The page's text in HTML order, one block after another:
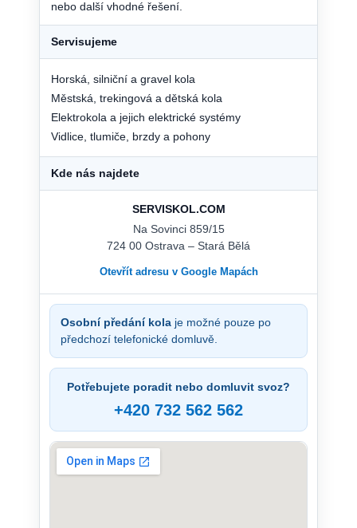
nebo další vhodné řešení.
Servisujeme
Horská, silniční a gravel kola
Městská, trekingová a dětská kola
Elektrokola a jejich elektrické systémy
Vidlice, tlumiče, brzdy a pohony
Kde nás najdete
SERVISKOL.COM
Na Sovinci 859/15
724 00 Ostrava – Stará Bělá
Otevřít adresu v Google Mapách
Osobní předání kola je možné pouze po
předchozí telefonické domluvě.
Potřebujete poradit nebo domluvit svoz?
+420 732 562 562